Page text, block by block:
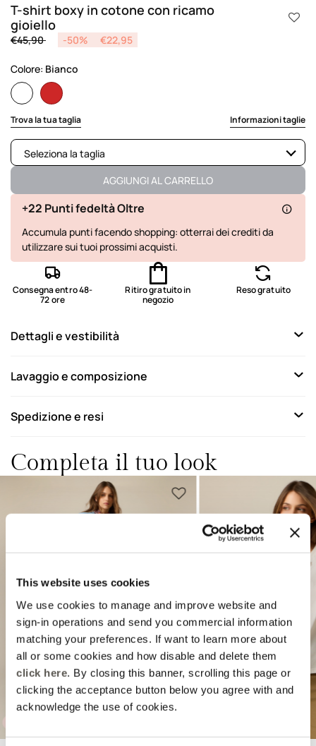
This website uses cookies
We use cookies to manage and improve website and
sign-in operations and send you commercial information
matching your preferences. If want to learn more about
all or some cookies and how disable and delete them
click here. By closing this banner, scrolling this page or
clicking the acceptance button below you agree with and
acknowledge the use of cookies.
T-shirt boxy in cotone con ricamo
gioiello
Price reduced from
€45,90to -50% €22,95
Colore: Bianco
selected
Trova la tua taglia Informazioni taglie
Seleziona la taglia
Disponibile
Disponibile
Disponibile
Disponibile
AGGIUNGI AL CARRELLO
+22 Punti fedeltà Oltre
Accumula punti facendo shopping: otterrai dei crediti da
utilizzare sui tuoi prossimi acquisti.
Consegna entro 48-
72 ore
Ritiro gratuito in
negozio
Reso gratuito
Dettagli e vestibilità
Lavaggio e composizione
Spedizione e resi
Completa il tuo look
Previous Next